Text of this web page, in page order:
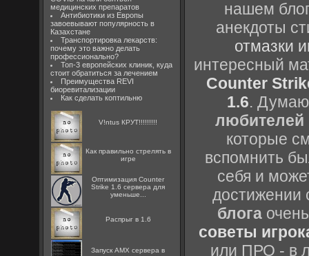
медицинских препаратов
Антибиотики из Европы
завоевывают популярность в
Казахстане
Транспортировка лекарств:
почему это важно делать
профессионально?
Топ-3 европейских клиник, куда
стоит обратиться за лечением
Преимущества REVI
биоревитализации
Как сделать коптильню
V!ntus КРУТ!!!!!!!!!
Как правильно стрелять в
игре
Оптимизация Counter
Strike 1.6 сервера для
уменьше...
Распрыг в 1.6
Запуск AMX сервера в
нашем
анекдоты
отмазки
интересный
Counter
1.6. Думаю
любителей
которые
вспомнить
себя и
достижении
блога
советы
или ПРО - в